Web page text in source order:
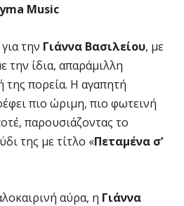
Music
την Γιάννα Βασιλείου, με
την ίδια, απαράμιλλη
της πορεία. Η αγαπητή
πιο ώριμη, πιο φωτεινή
παρουσιάζοντας το
της με τίτλο «Πεταμένα σ’
αύρα, η Γιάννα